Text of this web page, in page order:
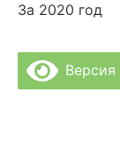
За 2020 год